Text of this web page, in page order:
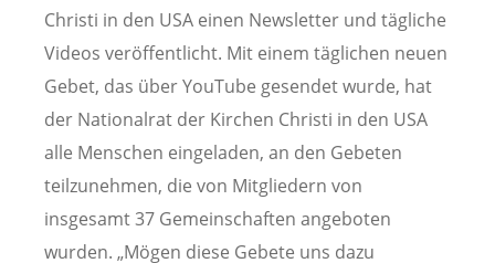
Christi in den USA einen Newsletter und tägliche
Videos veröffentlicht. Mit einem täglichen neuen
Gebet, das über YouTube gesendet wurde, hat
der Nationalrat der Kirchen Christi in den USA
alle Menschen eingeladen, an den Gebeten
teilzunehmen, die von Mitgliedern von
insgesamt 37 Gemeinschaften angeboten
wurden. „Mögen diese Gebete uns dazu